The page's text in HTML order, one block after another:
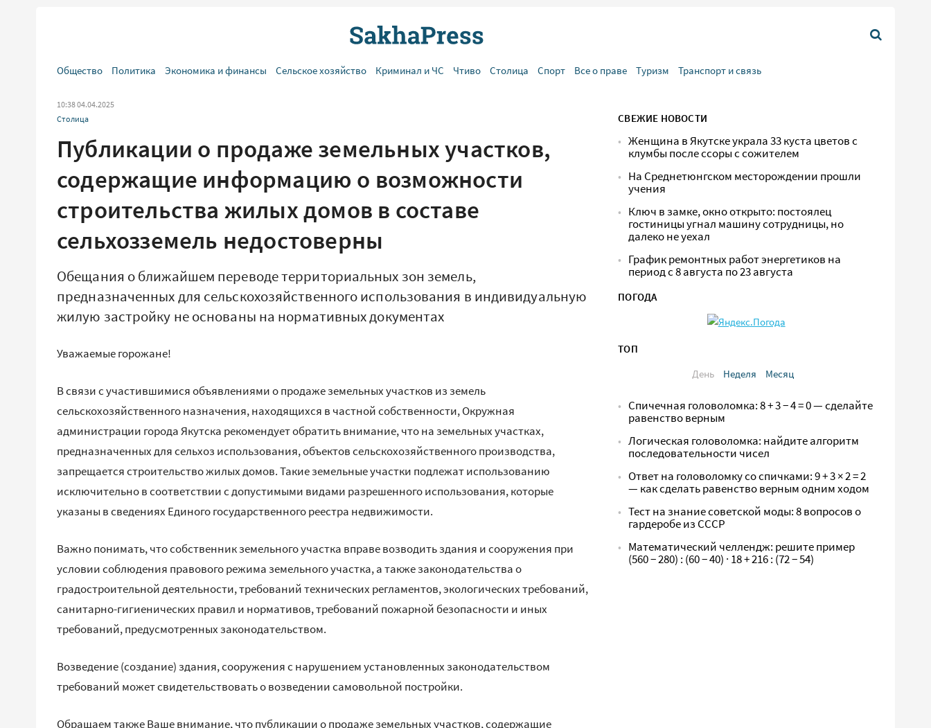
Общество Политика Экономика и финансы Сельское хозяйство Криминал и ЧС Чтиво Столица Спорт Все о праве Туризм Транспорт и связь
10:38 04.04.2025
Столица
Публикации о продаже земельных участков,
содержащие информацию о возможности
строительства жилых домов в составе
сельхозземель недостоверны
Обещания о ближайшем переводе территориальных зон земель,
предназначенных для сельскохозяйственного использования в индивидуальную
жилую застройку не основаны на нормативных документах
Уважаемые горожане!
В связи с участившимися объявлениями о продаже земельных участков из земель
сельскохозяйственного назначения, находящихся в частной собственности, Окружная
администрации города Якутска рекомендует обратить внимание, что на земельных участках,
предназначенных для сельхоз использования, объектов сельскохозяйственного производства,
запрещается строительство жилых домов. Такие земельные участки подлежат использованию
исключительно в соответствии с допустимыми видами разрешенного использования, которые
указаны в сведениях Единого государственного реестра недвижимости.
Важно понимать, что собственник земельного участка вправе возводить здания и сооружения при
условии соблюдения правового режима земельного участка, а также законодательства о
градостроительной деятельности, требований технических регламентов, экологических требований,
санитарно-гигиенических правил и нормативов, требований пожарной безопасности и иных
требований, предусмотренных законодательством.
Возведение (создание) здания, сооружения с нарушением установленных законодательством
требований может свидетельствовать о возведении самовольной постройки.
Обращаем также Ваше внимание, что публикации о продаже земельных участков, содержащие
СВЕЖИЕ НОВОСТИ
Женщина в Якутске украла 33 куста цветов с
клумбы после ссоры с сожителем
На Среднетюнгском месторождении прошли
учения
Ключ в замке, окно открыто: постоялец
гостиницы угнал машину сотрудницы, но
далеко не уехал
График ремонтных работ энергетиков на
период с 8 августа по 23 августа
ПОГОДА
ТОП
День
Неделя Месяц
Спичечная головоломка: 8 + 3 − 4 = 0 — сделайте
равенство верным
Логическая головоломка: найдите алгоритм
последовательности чисел
Ответ на головоломку со спичками: 9 + 3 × 2 = 2
— как сделать равенство верным одним ходом
Тест на знание советской моды: 8 вопросов о
гардеробе из СССР
Математический челлендж: решите пример
(560 − 280) : (60 − 40) · 18 + 216 : (72 − 54)